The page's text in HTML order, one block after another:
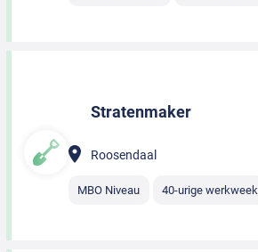
Stratenmaker
Roosendaal
MBO Niveau 40-urige werkweek